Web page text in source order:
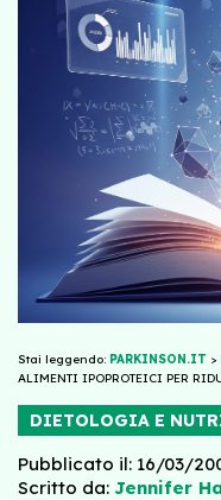
Stai leggendo: PARKINSON.IT >
ALIMENTI IPOPROTEICI PER
DIETOLOGIA E
Pubblicato il: 16/03/
Scritto da: Jennifer